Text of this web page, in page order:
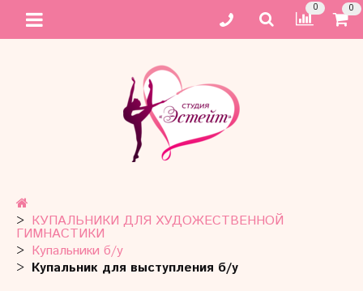
0 0
КУПАЛЬНИКИ ДЛЯ ХУДОЖЕСТВЕННОЙ
ГИМНАСТИКИ
Купальники б/у
Купальник для выступления б/у